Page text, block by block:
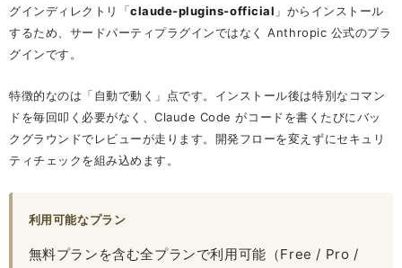
グインディレクトリ「claude-plugins-official 」からインストール
するため、サードパーティプラグインではなく Anthropic 公式のプラ
グインです。
特徴的なのは「自動で動く」点です。インストール後は特別なコマン
ドを毎回叩く必要がなく、Claude Code がコードを書くたびにバッ
クグラウンドでレビューが走ります。開発フローを変えずにセキュリ
ティチェックを組み込めます。
利用可能なプラン
無料プランを含む全プランで利用可能（Free / Pro /